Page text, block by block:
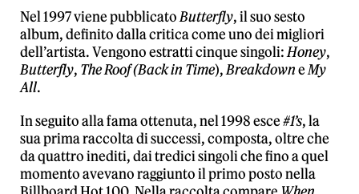
Nel 1997 viene pubblicatoButterfly, il suo sesto
album, definito dalla critica come uno dei migliori
dell’artista. Vengono estratti cinque singoli:Honey,
Butterfly, The Roof (Back in Time),BreakdowneMy
All.
In seguito alla fama ottenuta, nel 1998 esce#1’s, la
sua prima raccolta di successi, composta, oltre che
da quattro inediti, dai tredici singoli che fino a quel
momento avevano raggiunto il primo posto nella